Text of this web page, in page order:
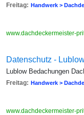
Freitag: Handwerk >
www.dachdeckermeister-
Datenschutz -
Lublow Bedachungen
Freitag: Handwerk >
www.dachdeckermeister-